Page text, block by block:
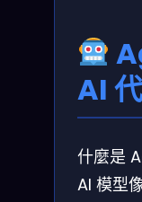
AI
什麼是
AI 模型